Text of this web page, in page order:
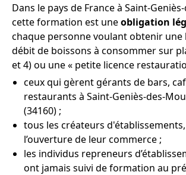
Dans le pays de France à Saint-
cette formation est uneobligation
chaque personne voulant obtenir une
débit de boissons à consommer sur
et 4) ou une « petite licence
ceux qui gèrent gérants de bars,
restaurants à Saint-Geniès-des-
(34160) ;
tous les créateurs
l’ouverture de leur commerce ;
les individus repreneurs
ont jamais suivi de formation au